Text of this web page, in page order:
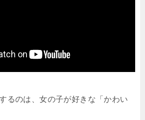
るのは、女の子が好きな「かわい